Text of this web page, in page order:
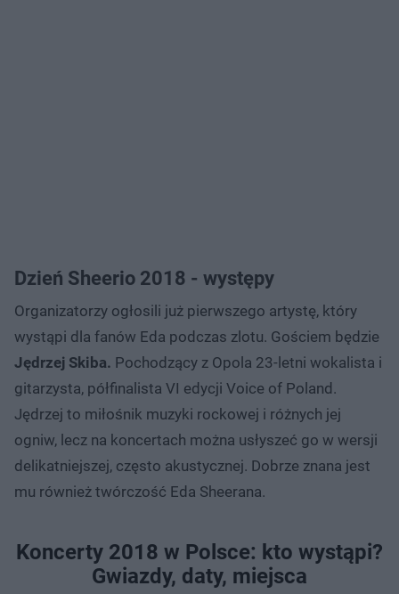
Dzień Sheerio 2018 - występy
Organizatorzy ogłosili już pierwszego artystę, który
wystąpi dla fanów Eda podczas zlotu. Gościem będzie
Jędrzej Skiba. Pochodzący z Opola 23-letni wokalista i
gitarzysta, półfinalista VI edycji Voice of Poland.
Jędrzej to miłośnik muzyki rockowej i różnych jej
ogniw, lecz na koncertach można usłyszeć go w wersji
delikatniejszej, często akustycznej. Dobrze znana jest
mu również twórczość Eda Sheerana.
Koncerty 2018 w Polsce: kto wystąpi?
Gwiazdy, daty, miejsca